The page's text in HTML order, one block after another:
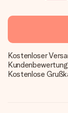
Kostenloser
Kostenlose